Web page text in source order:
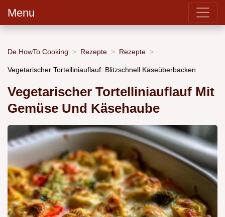
Menu
De.HowTo.Cooking Rezepte Rezepte
Vegetarischer Tortelliniauflauf: Blitzschnell Käseüberbacken
Vegetarischer Tortelliniauflauf Mit
Gemüse Und Käsehaube